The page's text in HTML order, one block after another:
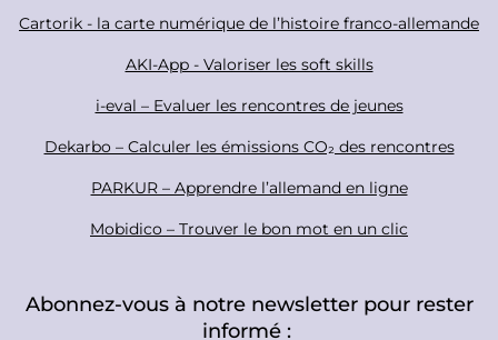
e
Cartorik - la carte numérique de l’histoire franco-allemande
AKI-App - Valoriser les soft skills
i-eval – Evaluer les rencontres de jeunes
Dekarbo – Calculer les émissions CO₂ des rencontres
PARKUR – Apprendre l’allemand en ligne
Mobidico – Trouver le bon mot en un clic
Abonnez-vous à notre newsletter pour rester
informé :